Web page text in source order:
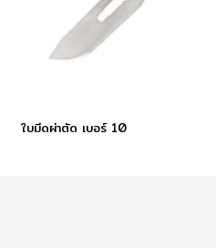
ใบมีดผ่าตัด เบอร์ 10